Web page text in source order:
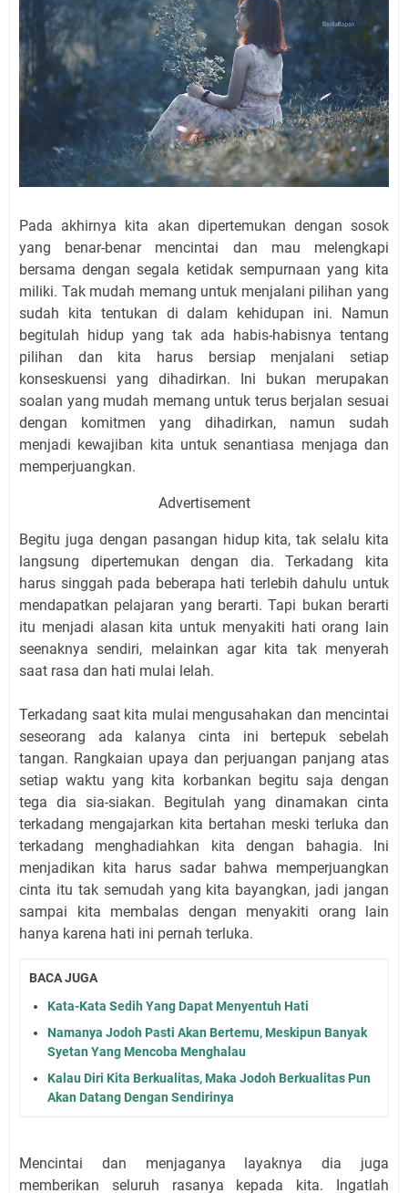
Pada akhirnya kita akan dipertemukan dengan sosok
yang benar-benar mencintai dan mau melengkapi
bersama dengan segala ketidak sempurnaan yang kita
miliki. Tak mudah memang untuk menjalani pilihan yang
sudah kita tentukan di dalam kehidupan ini. Namun
begitulah hidup yang tak ada habis-habisnya tentang
pilihan dan kita harus bersiap menjalani setiap
konseskuensi yang dihadirkan. Ini bukan merupakan
soalan yang mudah memang untuk terus berjalan sesuai
dengan komitmen yang dihadirkan, namun sudah
menjadi kewajiban kita untuk senantiasa menjaga dan
memperjuangkan.
Advertisement
Begitu juga dengan pasangan hidup kita, tak selalu kita
langsung dipertemukan dengan dia. Terkadang kita
harus singgah pada beberapa hati terlebih dahulu untuk
mendapatkan pelajaran yang berarti. Tapi bukan berarti
itu menjadi alasan kita untuk menyakiti hati orang lain
seenaknya sendiri, melainkan agar kita tak menyerah
saat rasa dan hati mulai lelah.
Terkadang saat kita mulai mengusahakan dan mencintai
seseorang ada kalanya cinta ini bertepuk sebelah
tangan. Rangkaian upaya dan perjuangan panjang atas
setiap waktu yang kita korbankan begitu saja dengan
tega dia sia-siakan. Begitulah yang dinamakan cinta
terkadang mengajarkan kita bertahan meski terluka dan
terkadang menghadiahkan kita dengan bahagia. Ini
menjadikan kita harus sadar bahwa memperjuangkan
cinta itu tak semudah yang kita bayangkan, jadi jangan
sampai kita membalas dengan menyakiti orang lain
hanya karena hati ini pernah terluka.
BACA JUGA
Kata-Kata Sedih Yang Dapat Menyentuh Hati
Namanya Jodoh Pasti Akan Bertemu, Meskipun Banyak
Syetan Yang Mencoba Menghalau
Kalau Diri Kita Berkualitas, Maka Jodoh Berkualitas Pun
Akan Datang Dengan Sendirinya
Mencintai dan menjaganya layaknya dia juga
memberikan seluruh rasanya kepada kita. Ingatlah